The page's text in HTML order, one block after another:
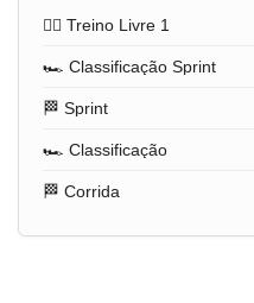
🏋️‍♂️ Treino Livre 1
🏎️ Classificação Sprint
🏁 Sprint
🏎️ Classificação
🏁 Corrida